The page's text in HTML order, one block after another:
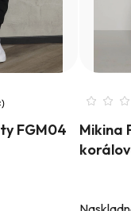
FGM04
Mikina